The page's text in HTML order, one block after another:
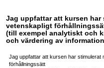
Jag uppfattar att kursen
vetenskapligt
(till exempel analytiskt och
och värdering av
Jag uppfattar att kursen har stimulerat
förhållningssätt